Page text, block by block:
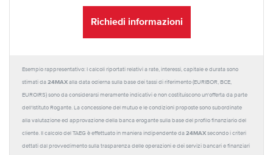
Richiedi informazioni
Esempio rappresentativo: I calcoli riportati relativi a rate, interessi, capitale e durata sono
stimati da 24MAX alla data odierna sulla base dei tassi di riferimento (EURIBOR, BCE,
EUROIRS) sono da considerarsi meramente indicativi e non costituiscono un'offerta da parte
dell'Istituto Rogante. La concessione del mutuo e le condizioni proposte sono subordinate
alla valutazione ed approvazione della banca erogante sulla base del profilo finanziario del
cliente. Il calcolo del TAEG è effettuato in maniera indipendente da 24MAX secondo i criteri
dettati dal provvedimento sulla trasparenza delle operazioni e dei servizi bancari e finanziari